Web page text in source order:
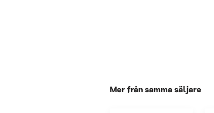
Mer från samma säljare